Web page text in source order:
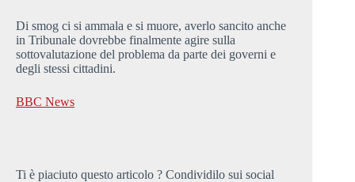
Di smog ci si ammala e si muore, averlo sancito anche
in Tribunale dovrebbe finalmente agire sulla
sottovalutazione del problema da parte dei governi e
degli stessi cittadini.
BBC News
Ti è piaciuto questo articolo ? Condividilo sui social